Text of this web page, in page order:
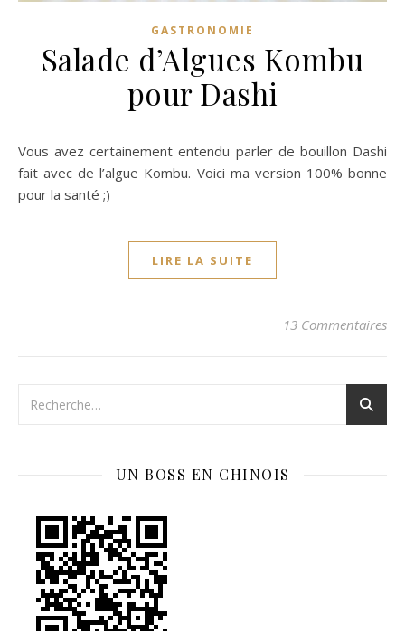
GASTRONOMIE
Salade d’Algues Kombu
pour Dashi
Vous avez certainement entendu parler de bouillon Dashi
fait avec de l’algue Kombu. Voici ma version 100% bonne
pour la santé ;)
LIRE LA SUITE
13 Commentaires
UN BOSS EN CHINOIS